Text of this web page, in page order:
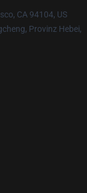
CA 94104, US
Provinz Hebei,